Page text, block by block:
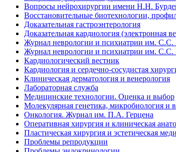
Вопросы нейрохирургии имени Н.Н.
Восстановительные биотехнологии,
Доказательная гастроэнтерология
Доказательная кардиология (электронная
Журнал неврологии и психиатрии им. С.С.
Журнал неврологии и психиатрии им. С.С.
Кардиологический вестник
Кардиология и сердечно-сосудистая
Клиническая дерматология и венерология
Лабораторная служба
Медицинские технологии. Оценка и выбор
Молекулярная генетика, микробиология и
Онкология. Журнал им. П.А. Герцена
Оперативная хирургия и клиническая
Пластическая хирургия и эстетическая
Проблемы репродукции